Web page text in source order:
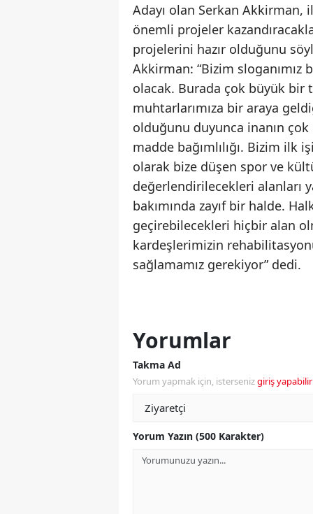
Adayı olan Serkan Akkirman,
önemli projeler
projelerini hazır olduğunu
Akkirman: “Bizim
olacak. Burada çok büyük bir
muhtarlarımıza bir araya
olduğunu duyunca inanın
madde bağımlılığı. Bizim ilk
olarak bize düşen spor ve
değerlendirilecekleri alanları
bakımında zayıf bir halde.
geçirebilecekleri hiçbir alan
kardeşlerimizin
sağlamamız gerekiyor” dedi.
Yorumlar
Takma Ad
Yorum yapmak için, istersenizgiriş yapabilir
Yorum Yazın (500 Karakter)